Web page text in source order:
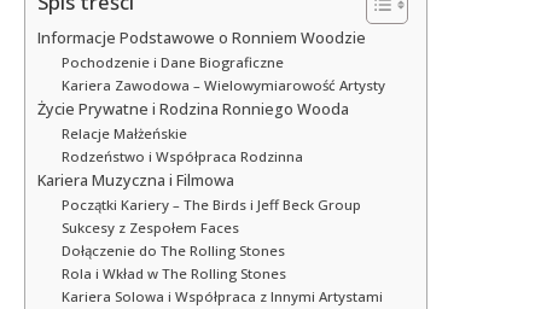
Informacje Podstawowe o Ronniem Woodzie
Pochodzenie i Dane Biograficzne
Kariera Zawodowa – Wielowymiarowość Artysty
Życie Prywatne i Rodzina Ronniego Wooda
Relacje Małżeńskie
Rodzeństwo i Współpraca Rodzinna
Kariera Muzyczna i Filmowa
Początki Kariery – The Birds i Jeff Beck Group
Sukcesy z Zespołem Faces
Dołączenie do The Rolling Stones
Rola i Wkład w The Rolling Stones
Kariera Solowa i Współpraca z Innymi Artystami